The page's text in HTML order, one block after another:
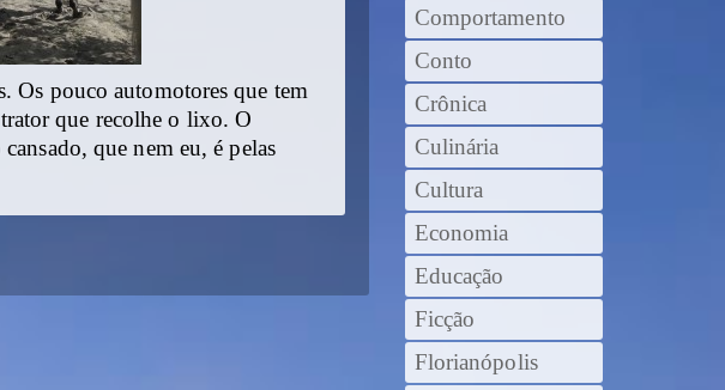
Os pouco automotores que tem
que recolhe o lixo. O
que nem eu, é pelas
Comportamento
Conto
Crônica
Culinária
Cultura
Economia
Educação
Ficção
Florianópolis